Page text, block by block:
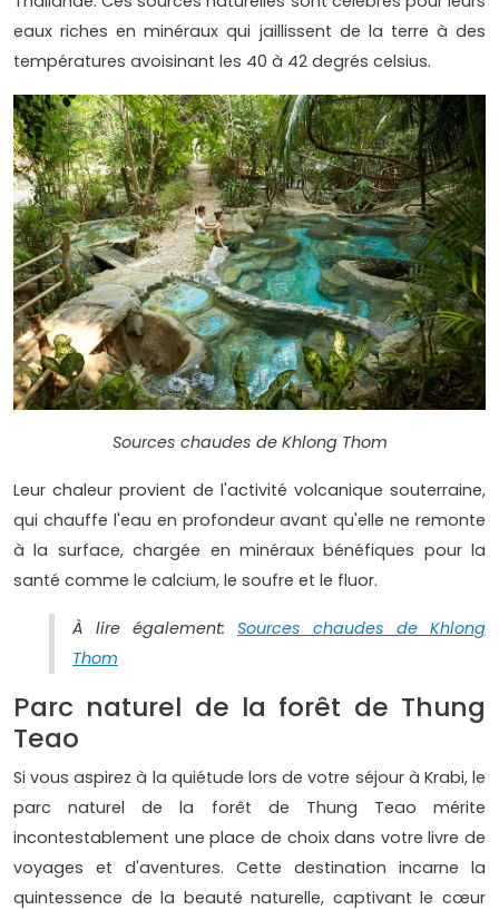
eaux riches en minéraux qui jaillissent de la terre à des
températures avoisinant les 40 à 42 degrés celsius.
Sources chaudes de Khlong Thom
Leur chaleur provient de l'activité volcanique souterraine,
qui chauffe l'eau en profondeur avant qu'elle ne remonte
à la surface, chargée en minéraux bénéfiques pour la
santé comme le calcium, le soufre et le fluor.
À lire également: Sources chaudes de Khlong
Thom
Parc naturel de la forêt de Thung
Teao
Si vous aspirez à la quiétude lors de votre séjour à Krabi, le
parc naturel de la forêt de Thung Teao mérite
incontestablement une place de choix dans votre livre de
voyages et d'aventures. Cette destination incarne la
quintessence de la beauté naturelle, captivant le cœur